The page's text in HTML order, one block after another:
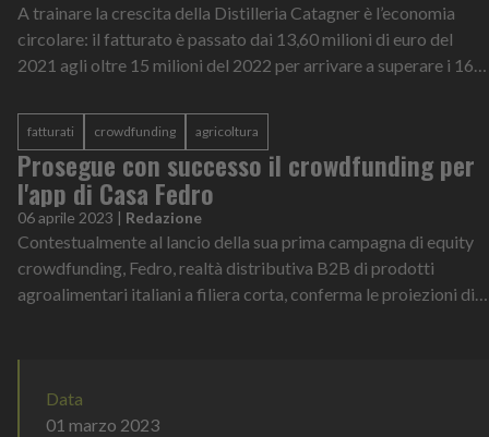
A trainare la crescita della Distilleria Catagner è l’economia
circolare: il fatturato è passato dai 13,60 milioni di euro del
2021 agli oltre 15 milioni del 2022 per arrivare a superare i 16
fatturati crowdfunding agricoltura
Prosegue con successo il crowdfunding per
l'app di Casa Fedro
06 aprile 2023 | Redazione
Contestualmente al lancio della sua prima campagna di equity
crowdfunding, Fedro, realtà distributiva B2B di prodotti
agroalimentari italiani a filiera corta, conferma le proiezioni di
Data
01 marzo 2023